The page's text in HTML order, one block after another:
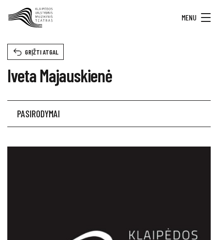
MENU
Iveta Majauskienė
GRĮŽTI ATGAL
PASIRODYMAI